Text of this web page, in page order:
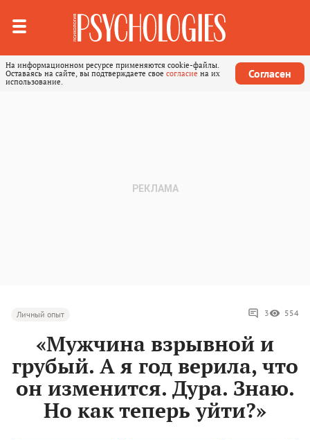
На информационном ресурсе применяются cookie-файлы.
Оставаясь на сайте, вы подтверждаете свое согласие на их
использование.
Согласен
Личный опыт 3 554
«Мужчина взрывной и
грубый. А я год верила, что
он изменится. Дура. Знаю.
Но как теперь уйти?»